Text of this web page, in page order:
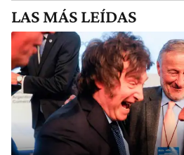
LAS MÁS LEÍDAS